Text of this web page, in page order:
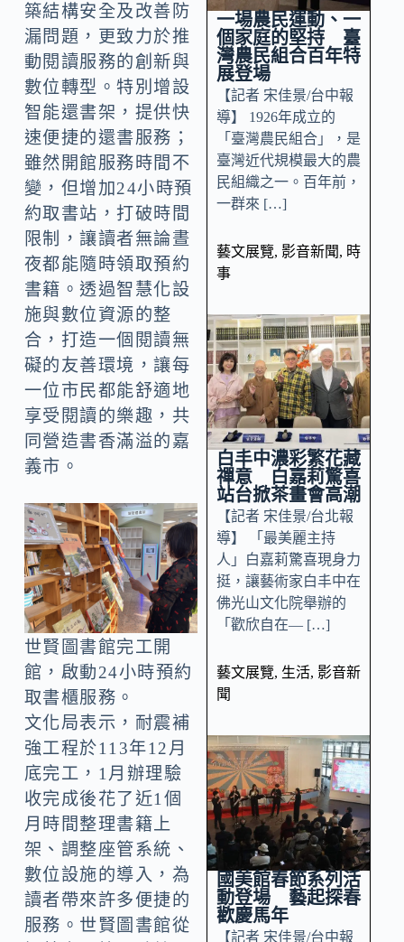
築結構安全及改善防
漏問題，更致力於推
動閱讀服務的創新與
數位轉型。特別增設
智能還書架，提供快
速便捷的還書服務；
雖然開館服務時間不
變，但增加24小時預
約取書站，打破時間
限制，讓讀者無論晝
夜都能隨時領取預約
書籍。透過智慧化設
施與數位資源的整
合，打造一個閱讀無
礙的友善環境，讓每
一位市民都能舒適地
享受閱讀的樂趣，共
同營造書香滿溢的嘉
義市。
世賢圖書館完工開
館，啟動24小時預約
取書櫃服務。
文化局表示，耐震補
強工程於113年12月
底完工，1月辦理驗
收完成後花了近1個
月時間整理書籍上
架、調整座管系統、
數位設施的導入，為
讀者帶來許多便捷的
服務。世賢圖書館從
一場農民運動、一
個家庭的堅持 臺
灣農民組合百年特
展登場
【記者 宋佳景/台中報
導】 1926年成立的
「臺灣農民組合」，是
臺灣近代規模最大的農
民組織之一。百年前，
一群來 […]
藝文展覽, 影音新聞, 時
事
白丰中濃彩繁花藏
禪意 白嘉莉驚喜
站台掀茶畫會高潮
【記者 宋佳景/台北報
導】 「最美麗主持
人」白嘉莉驚喜現身力
挺，讓藝術家白丰中在
佛光山文化院舉辦的
「歡欣自在— […]
藝文展覽, 生活, 影音新
聞
國美館春節系列活
動登場 藝起探春
歡慶馬年
【記者 宋佳景/台中報